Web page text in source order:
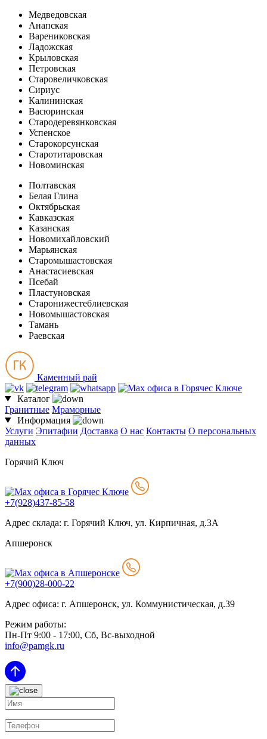
Медведовская
Анапская
Варениковская
Ладожская
Крыловская
Петровская
Старовеличковская
Сириус
Калининская
Васюринская
Стародеревянковская
Успенское
Старокорсунская
Старотитаровская
Новоминская
Полтавская
Белая Глина
Октябрьская
Кавказская
Казанская
Новомихайловский
Марьянская
Старомышастовская
Анастасиевская
Псебай
Пластуновская
Старонижестеблиевская
Новомышастовская
Тамань
Раевская
Каменный рай
Каталог
Гранитные Мраморные
Информация
Услуги Эпитафии Доставка О нас Контакты О персональных
данных
Горячий Ключ
+7(928)437-85-58
Адрес склада: г. Горячий Ключ, ул. Кирпичная, д.3А
Апшеронск
+7(900)28-000-22
Адрес офиса: г. Апшеронск, ул. Коммунистическая, д.39
Режим работы:
Пн-Пт 9:00 - 17:00, Сб, Вс-выходной
info@pamgk.ru